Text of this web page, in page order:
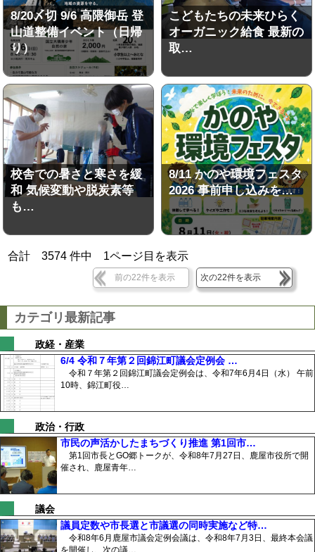
8/20〆切 9/6 高隈御岳 登
山道整備イベント（日帰
り）
こどもたちの未来ひらく
オーガニック給食 最新の
取…
校舎での暑さと寒さを緩
和 気候変動や脱炭素等
も…
8/11 かのや環境フェスタ
2026 事前申し込みを…
合計3574 件中 1ページ目を表示
前の22件を表示 次の22件を表示
カテゴリ最新記事
政経・産業
6/4 令和７年第２回錦江町議会定例会 …
令和７年第２回錦江町議会定例会は、令和7年6月4日（水） 午前
10時、錦江町役…
政治・行政
市民の声活かしたまちづくり推進 第1回市…
第1回市長とGO郷トークが、令和8年7月27日、鹿屋市役所で開
催され、鹿屋青年…
議会
議員定数や市長選と市議選の同時実施など特…
令和8年6月鹿屋市議会定例会議は、令和8年7月3日、最終本会議
を開催し、次の議…